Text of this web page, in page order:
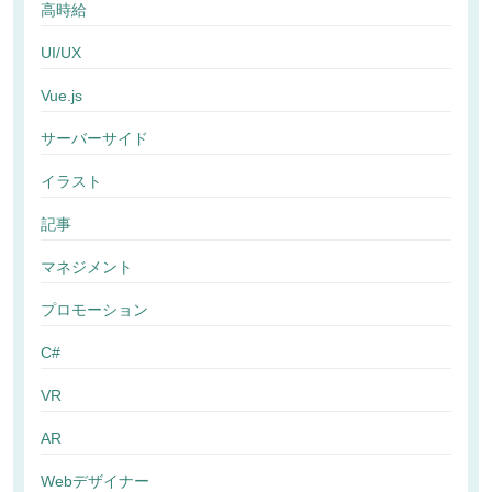
高時給
UI/UX
Vue.js
サーバーサイド
イラスト
記事
マネジメント
プロモーション
C#
VR
AR
Webデザイナー